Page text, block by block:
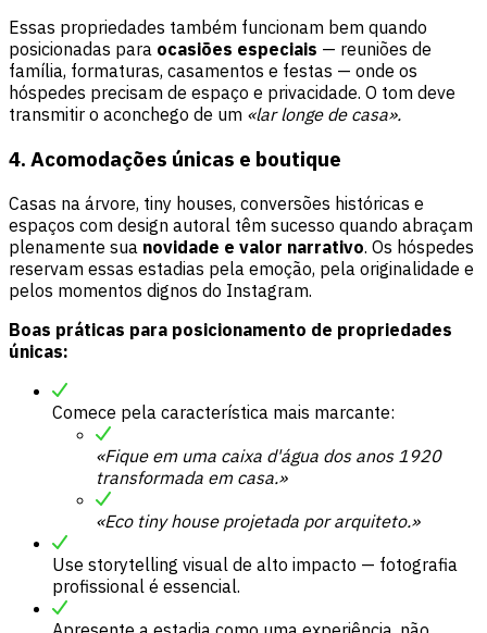
Essas propriedades também funcionam bem quando
posicionadas para ocasiões especiais — reuniões de
família, formaturas, casamentos e festas — onde os
hóspedes precisam de espaço e privacidade. O tom deve
transmitir o aconchego de um «lar longe de casa».
4. Acomodações únicas e boutique
Casas na árvore, tiny houses, conversões históricas e
espaços com design autoral têm sucesso quando abraçam
plenamente sua novidade e valor narrativo. Os hóspedes
reservam essas estadias pela emoção, pela originalidade e
pelos momentos dignos do Instagram.
Boas práticas para posicionamento de propriedades
únicas:
Comece pela característica mais marcante:
«Fique em uma caixa d'água dos anos 1920
transformada em casa.»
«Eco tiny house projetada por arquiteto.»
Use storytelling visual de alto impacto — fotografia
profissional é essencial.